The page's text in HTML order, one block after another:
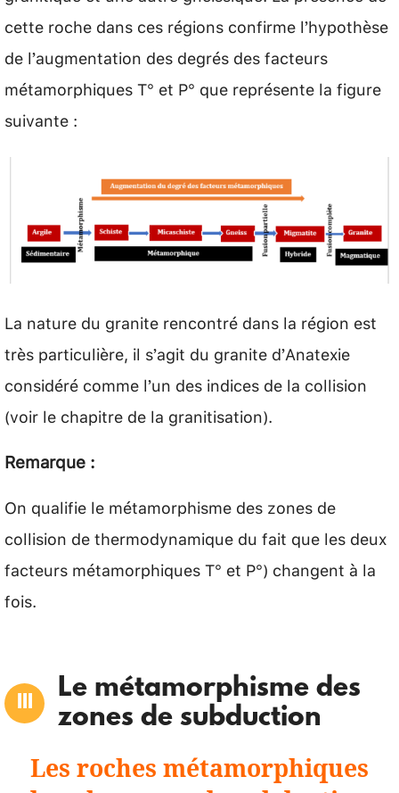
cette roche dans ces régions confirme l’hypothèse
de l’augmentation des degrés des facteurs
métamorphiques T° et P° que représente la figure
suivante :
La nature du granite rencontré dans la région est
très particulière, il s’agit du granite d’Anatexie
considéré comme l’un des indices de la collision
(voir le chapitre de la granitisation).
Remarque :
On qualifie le métamorphisme des zones de
collision de thermodynamique du fait que les deux
facteurs métamorphiques T° et P°) changent à la
fois.
Le métamorphisme des
zones de subduction
Les roches métamorphiques